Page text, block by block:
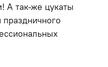
А так-же цукаты